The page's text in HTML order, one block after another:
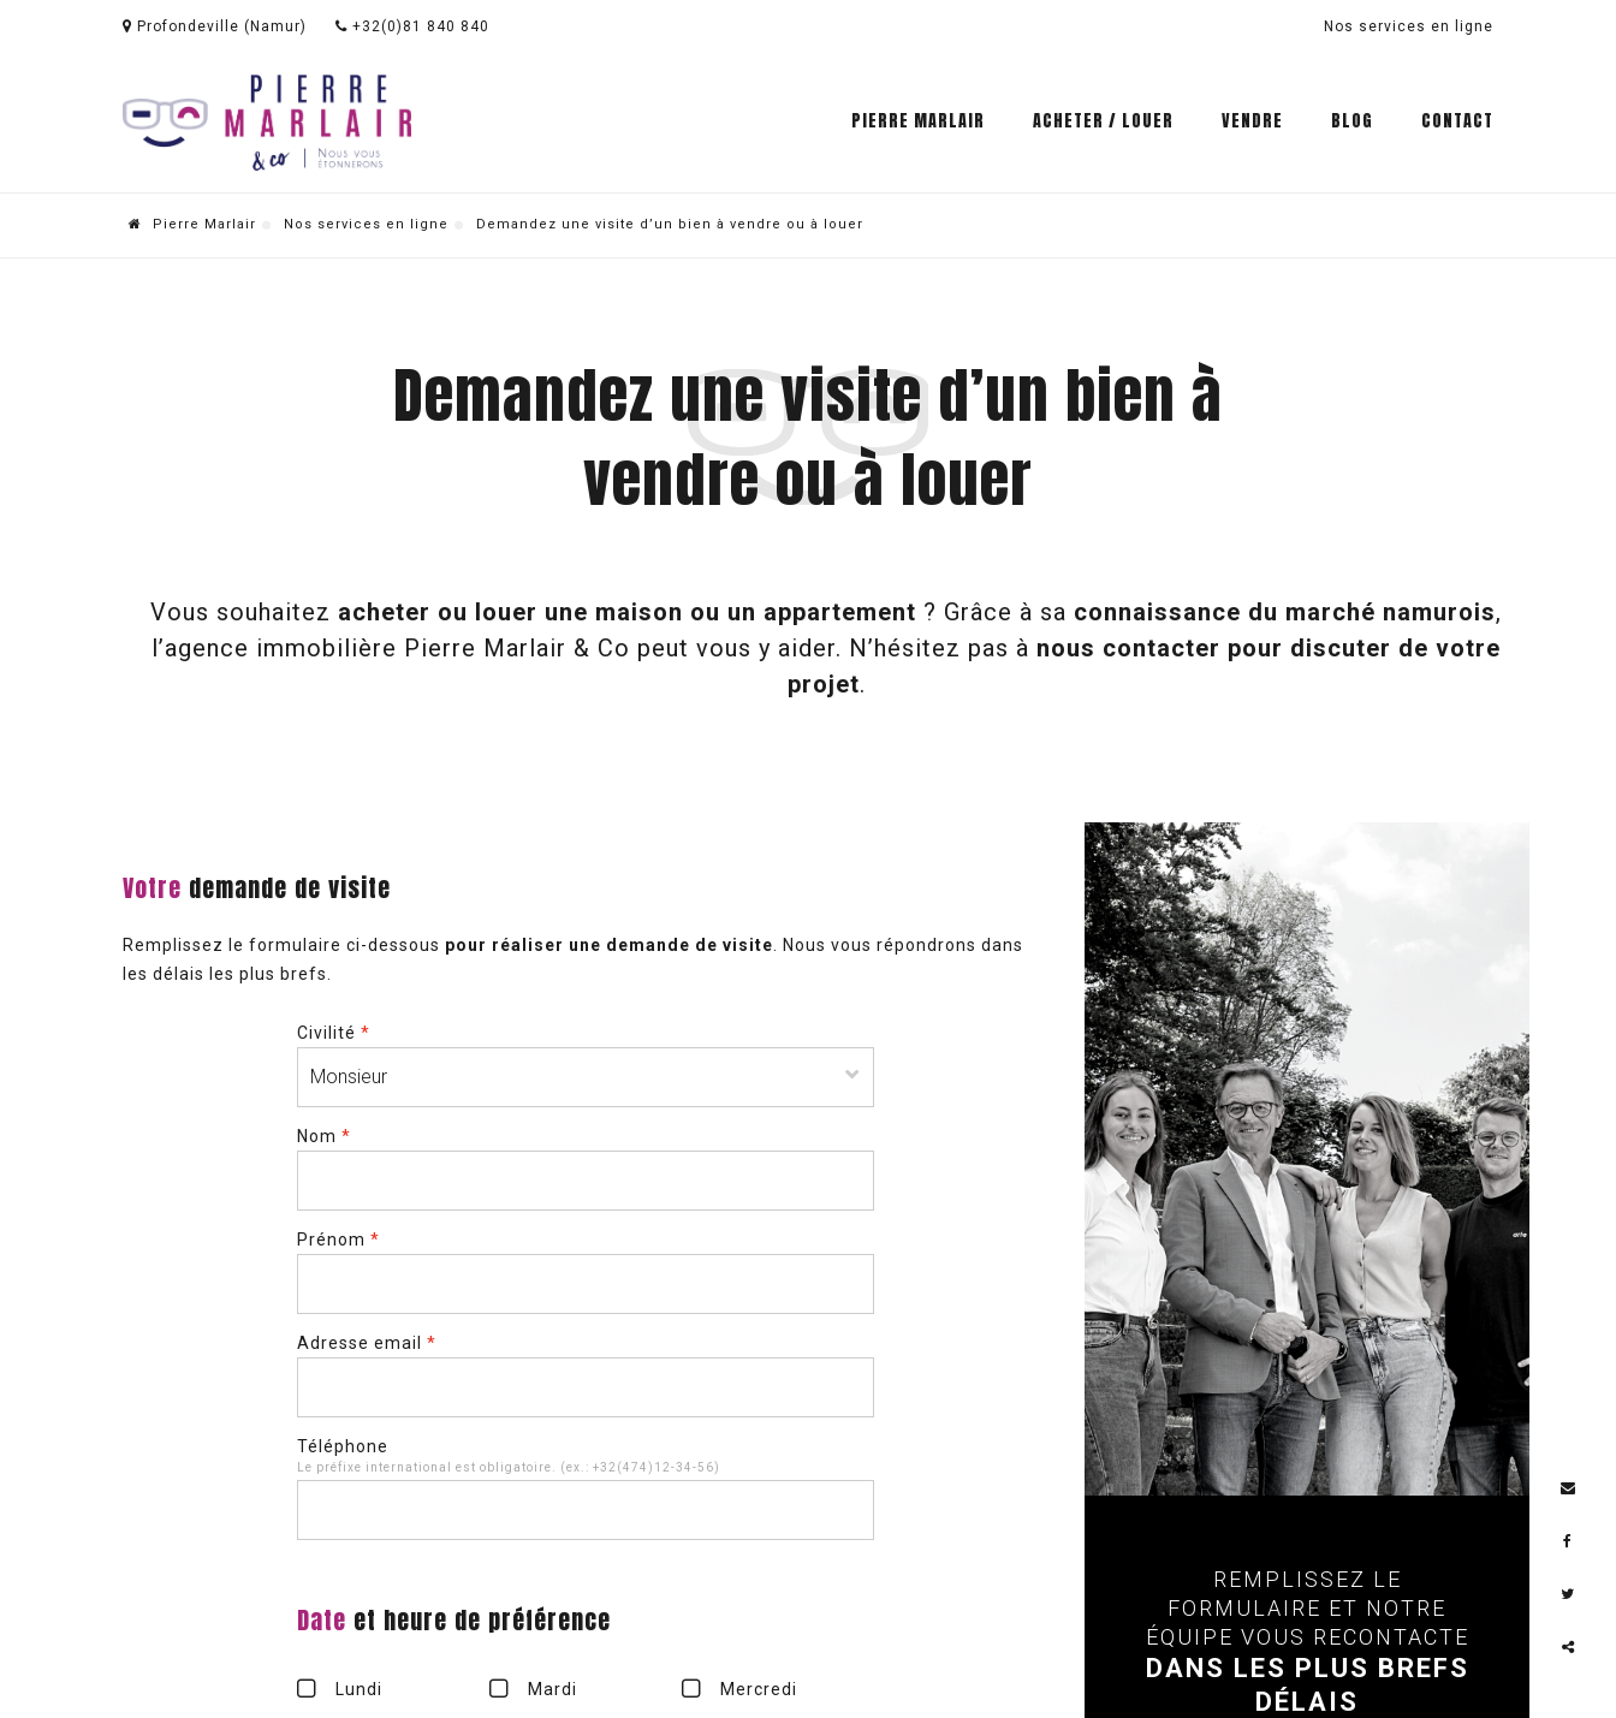
Nos services en ligne
Profondeville (Namur) +32(0)81 840 840
PIERRE MARLAIR ACHETER / LOUER VENDRE BLOG CONTACT
Pierre Marlair Nos services en ligne Demandez une visite d’un bien à vendre ou à louer
Demandez une visite d’un bien à
vendre ou à louer
Vous souhaitez acheter ou louer une maison ou un appartement ? Grâce à sa connaissance du marché namurois,
l’agence immobilière Pierre Marlair & Co peut vous y aider. N’hésitez pas à nous contacter pour discuter de votre
projet.
Votre demande de visite
Remplissez le formulaire ci-dessous pour réaliser une demande de visite . Nous vous répondrons dans
les délais les plus brefs.
Civilité *
Nom *
Prénom *
Adresse email *
Téléphone
Le préfixe international est obligatoire. (ex.: +32(474)12-34-56)
Date et heure de préférence
Lundi Mardi Mercredi
REMPLISSEZ LE
FORMULAIRE ET NOTRE
ÉQUIPE VOUS RECONTACTE
DANS LES PLUS BREFS
DÉLAIS